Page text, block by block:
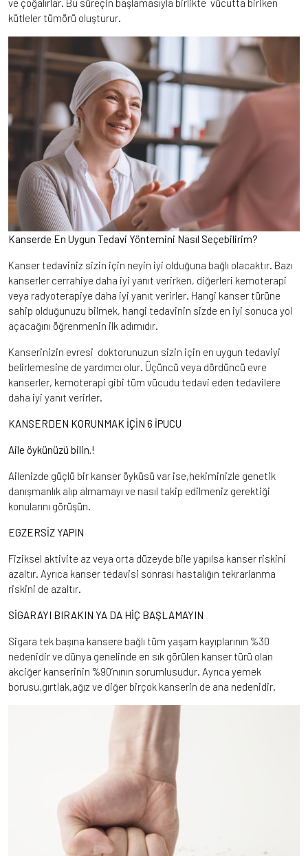
ve çoğalırlar. Bu süreçin başlamasıyla birlikte vücutta biriken
kütleler tümörü oluşturur.
Kanserde En Uygun Tedavi Yöntemini Nasıl Seçebilirim?
Kanser tedaviniz sizin için neyin iyi olduğuna bağlı olacaktır. Bazı
kanserler cerrahiye daha iyi yanıt verirken, diğerleri kemoterapi
veya radyoterapiye daha iyi yanıt verirler. Hangi kanser türüne
sahip olduğunuzu bilmek, hangi tedavinin sizde en iyi sonuca yol
açacağını öğrenmenin ilk adımıdır.
Kanserinizin evresi doktorunuzun sizin için en uygun tedaviyi
belirlemesine de yardımcı olur. Üçüncü veya dördüncü evre
kanserler, kemoterapi gibi tüm vücudu tedavi eden tedavilere
daha iyi yanıt verirler.
KANSERDEN KORUNMAK İÇİN 6 İPUCU
Aile öykünüzü bilin.!
Ailenizde güçlü bir kanser öyküsü var ise,hekiminizle genetik
danışmanlık alıp almamayı ve nasıl takip edilmeniz gerektiği
konularını görüşün.
EGZERSİZ YAPIN
Fiziksel aktivite az veya orta düzeyde bile yapılsa kanser riskini
azaltır. Ayrıca kanser tedavisi sonrası hastalığın tekrarlanma
riskini de azaltır.
SİGARAYI BIRAKIN YA DA HİÇ BAŞLAMAYIN
Sigara tek başına kansere bağlı tüm yaşam kayıplarının %30
nedenidir ve dünya genelinde en sık görülen kanser türü olan
akciğer kanserinin %90’nının sorumlusudur. Ayrıca yemek
borusu,gırtlak,ağız ve diğer birçok kanserin de ana nedenidir.